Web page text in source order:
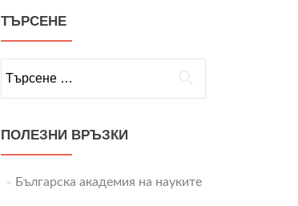
ТЪРСЕНЕ
за:
ПОЛЕЗНИ ВРЪЗКИ
Българска академия на науките